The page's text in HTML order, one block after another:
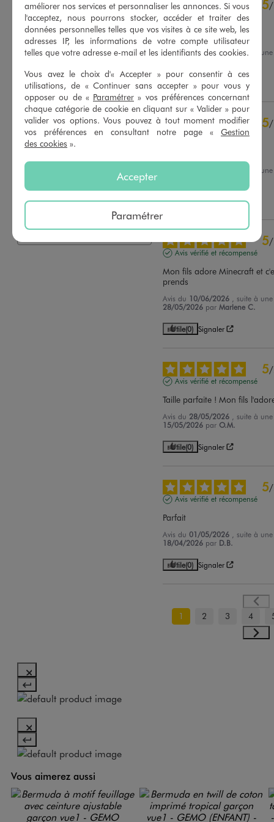
/5
contrôle
Voir tous les avis sur ce site
5étoiles
37
4étoiles
6
3étoiles
1
2étoiles
1étoile 0
Trier les avis
5/
Avis vérifié et récompensé
Parfait
Avis du03/07/2026 , suite à
Utile(0) Signaler
5/
Avis vérifié et récompensé
, suite à
Utile(0) Signaler
5/
Avis vérifié et récompensé
Mon fils adore Minecraft et
prends
Avis du 10/06/2026
, suite à
28/05/2026 parMarlene C.
Utile(0) Signaler
5/
Avis vérifié et récompensé
Taille parfaite ! Mon fils
Avis du 28/05/2026
, suite à
15/05/2026 par O.M.
Utile(0) Signaler
5/
Avis vérifié et récompensé
Parfait
Avis du01/05/2026
, suite à
18/04/2026 par D.B.
Utile(0) Signaler
1 2 3 4
Vous aimerez aussi
améliorer nos services et personnaliser les annonces. Si vous
l'acceptez, nous pourrons stocker, accéder et traiter des
données personnelles telles que vos visites à ce site web, les
adresses IP, les informations de votre compte utilisateur
telles que votre adresse e-mail et les identifiants des cookies.
Vous avez le choix d'« Accepter » pour consentir à ces
utilisations, de « Continuer sans accepter » pour vous y
opposer ou de « Paramétrer » vos préférences concernant
chaque catégorie de cookie en cliquant sur « Valider » pour
valider vos options. Vous pouvez à tout moment modifier
vos préférences en consultant notre page « Gestion
des cookies ».
Accepter
Paramétrer